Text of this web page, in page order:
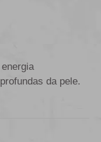
da pele.